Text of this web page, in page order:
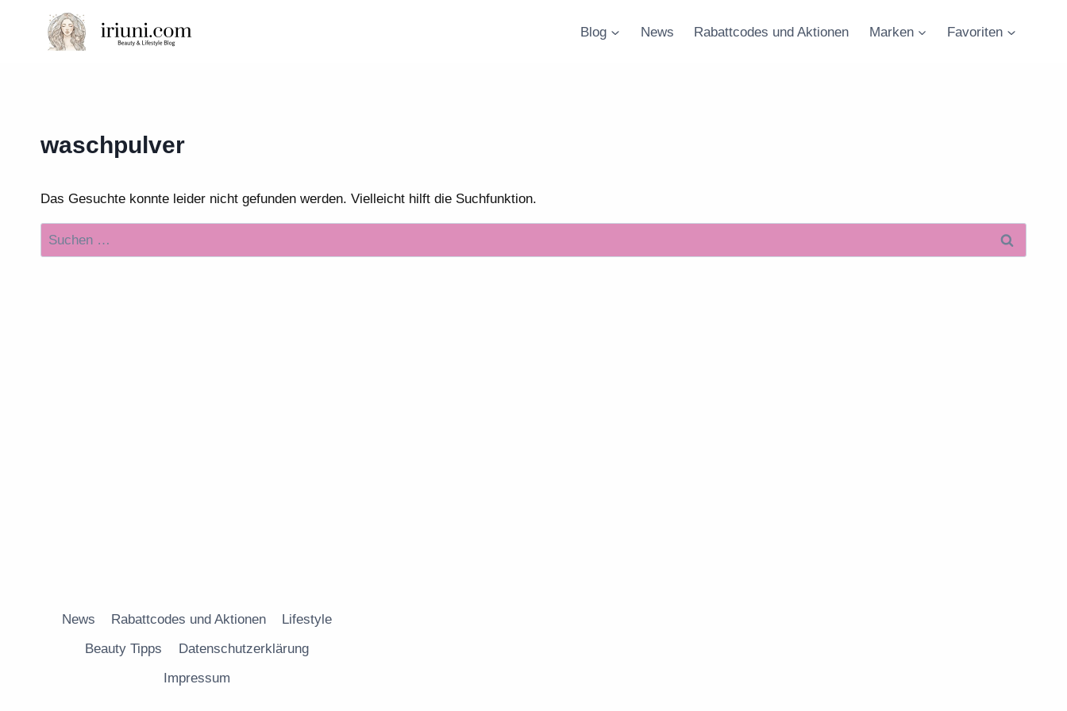
springen
Blog News Rabattcodes und Aktionen Marken Favoriten
waschpulver
Das Gesuchte konnte leider nicht gefunden werden. Vielleicht hilft die Suchfunktion.
Suchen
nach:
News Rabattcodes und Aktionen
Lifestyle
Beauty Tipps
Datenschutzerklärung
Impressum